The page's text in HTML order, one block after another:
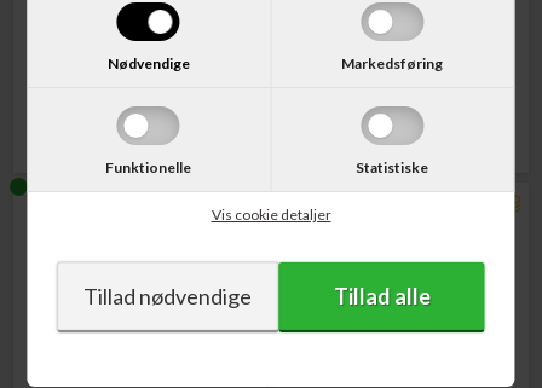
Nødvendige Markedsføring
Funktionelle Statistiske
Vis cookie detaljer
Dahle 77 Blyantspidser 12 mm Linex Dobbelt Batteri
Blyantspidser Hvid
Varenr. 100411049